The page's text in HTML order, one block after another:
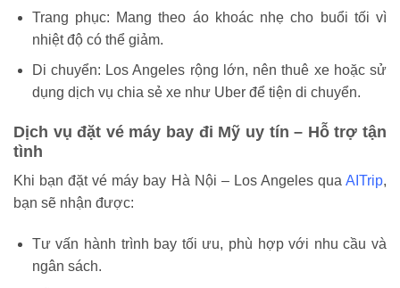
Trang phục: Mang theo áo khoác nhẹ cho buổi tối vì
nhiệt độ có thể giảm.
Di chuyển: Los Angeles rộng lớn, nên thuê xe hoặc sử
dụng dịch vụ chia sẻ xe như Uber để tiện di chuyển.
Dịch vụ đặt vé máy bay đi Mỹ uy tín – Hỗ trợ tận
tình
Khi bạn đặt vé máy bay Hà Nội – Los Angeles qua AITrip,
bạn sẽ nhận được:
Tư vấn hành trình bay tối ưu, phù hợp với nhu cầu và
ngân sách.